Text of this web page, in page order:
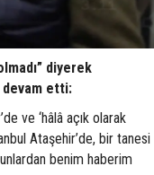
diyerek
devam etti:
ve ‘hâlâ açık olarak
Ataşehir’de, bir tanesi
benim haberim